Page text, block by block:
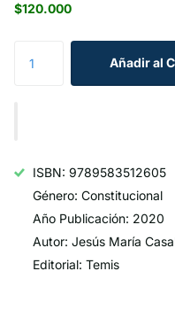
$120.000
Añadir al
ISBN: 9789583512605
Género: Constitucional
Año Publicación: 2020
Autor: Jesús María
Editorial: Temis